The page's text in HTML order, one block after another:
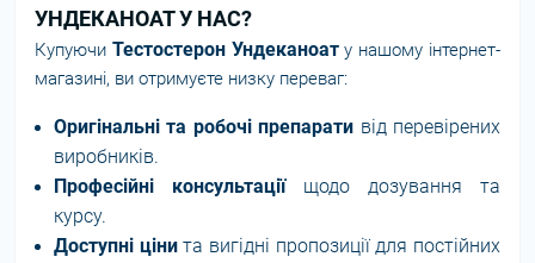
УНДЕКАНОАТ У НАС?
Купуючи Тестостерон Ундеканоату нашому інтернет-
магазині, ви отримуєте низку переваг:
Оригінальні та робочі препарати від перевірених
виробників.
Професійні консультації щодо дозування та
курсу.
Доступні цінита вигідні пропозиції для постійних